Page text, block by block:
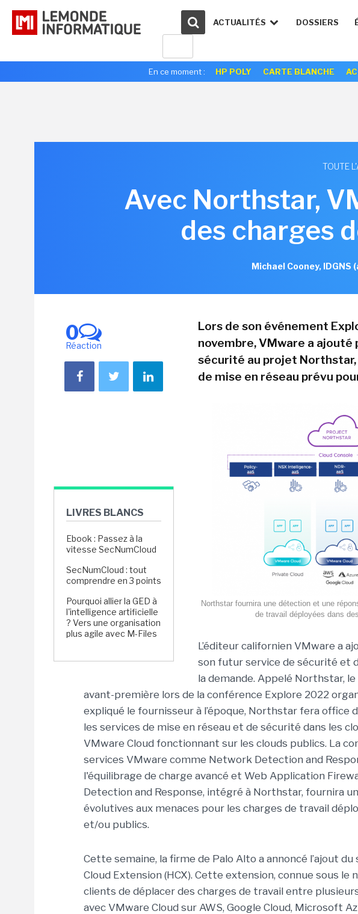
ACTUALITÉS DOSSIERS
En ce moment : HP POLY CARTE BLANCHE
TOUTE
Avec Northstar,
des charges
Michael Cooney, IDGNS
0
Réaction
LIVRES BLANCS
Ebook : Passez à la
vitesse SecNumCloud
SecNumCloud : tout
comprendre en 3 points
Pourquoi allier la GED à
l'intelligence artificielle
? Vers une organisation
plus agile avec M-Files
Lors de son événement
novembre, VMware a
sécurité au projet
de mise en réseau prévu
Northstar fournira une détection et une
de travail déployées dans
L’éditeur californien VMware a
son futur service de sécurité et
la demande. Appelé Northstar,
avant-première lors de la conférence Explore 2022
expliqué le fournisseur à l’époque, Northstar fera office
les services de mise en réseau et de sécurité dans les
VMware Cloud fonctionnant sur les clouds publics. La
services VMware comme Network Detection and
l'équilibrage de charge avancé et Web Application
Detection and Response, intégré à Northstar, fournira
évolutives aux menaces pour les charges de travail
et/ou publics.
Cette semaine, la firme de Palo Alto a annoncé l’ajout
Cloud Extension (HCX). Cette extension, connue sous le
clients de déplacer des charges de travail entre
avec VMware Cloud sur AWS, Google Cloud, Microsoft